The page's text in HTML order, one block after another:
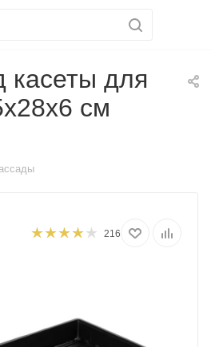
касеты для
см
216